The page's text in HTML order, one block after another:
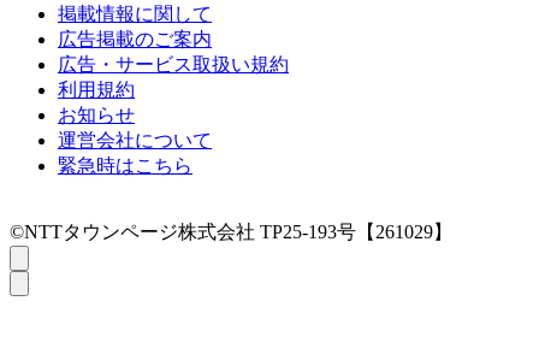
掲載情報に関して
広告掲載のご案内
広告・サービス取扱い規約
利用規約
お知らせ
運営会社について
緊急時はこちら
©NTTタウンページ株式会社 TP25-193号【261029】